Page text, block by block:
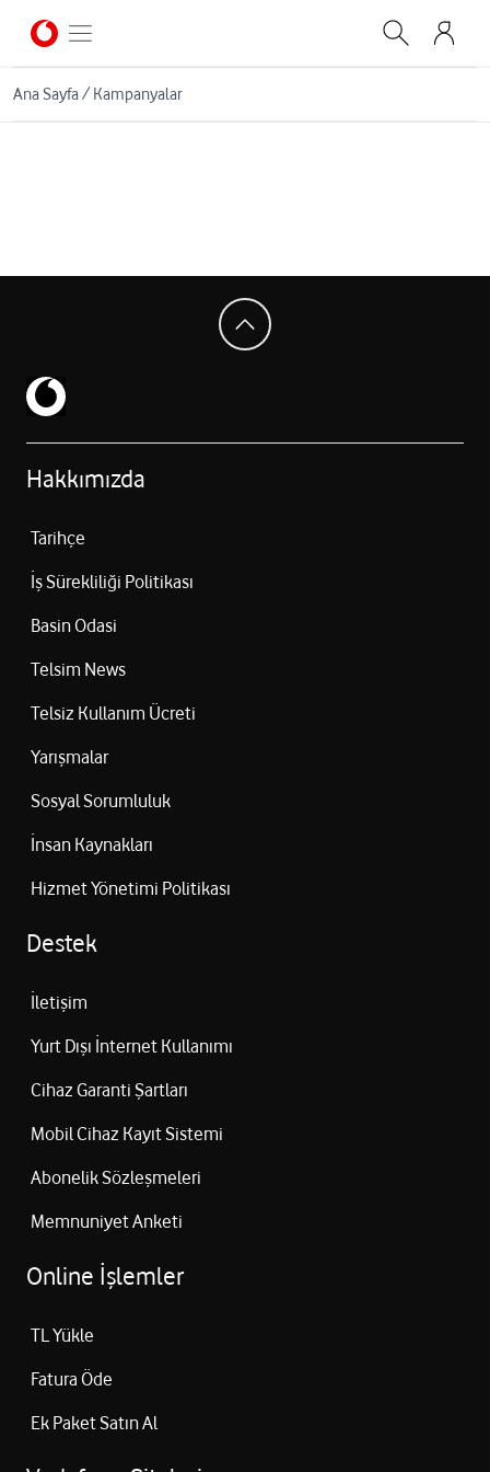
Ana Sayfa/ Kampanyalar
Hakkımızda
Tarihçe
İş Sürekliliği Politikası
Basin Odasi
Telsim News
Telsiz Kullanım Ücreti
Yarışmalar
Sosyal Sorumluluk
İnsan Kaynakları
Hizmet Yönetimi Politikası
Destek
İletişim
Yurt Dışı İnternet Kullanımı
Cihaz Garanti Şartları
Mobil Cihaz Kayıt Sistemi
Abonelik Sözleşmeleri
Memnuniyet Anketi
Online İşlemler
TL Yükle
Fatura Öde
Ek Paket Satın Al